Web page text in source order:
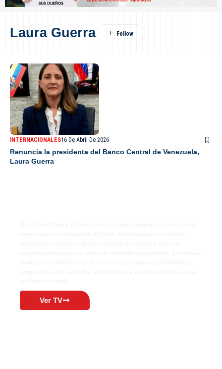
Laura Guerra
INTERNACIONALES16 De Abril De 2026
Renuncia la presidenta del Banco Central de Venezuela,
Laura Guerra
Ver TV